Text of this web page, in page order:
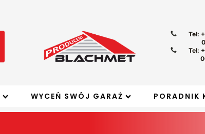
Tel:
Tel:
WYCEŃ SWÓJ GARAŻ PORADNIK